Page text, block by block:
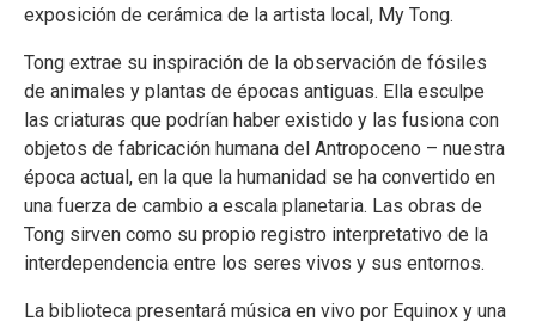
exposición de cerámica de la artista local, My Tong.
Tong extrae su inspiración de la observación de fósiles
de animales y plantas de épocas antiguas. Ella esculpe
las criaturas que podrían haber existido y las fusiona con
objetos de fabricación humana del Antropoceno – nuestra
época actual, en la que la humanidad se ha convertido en
una fuerza de cambio a escala planetaria. Las obras de
Tong sirven como su propio registro interpretativo de la
interdependencia entre los seres vivos y sus entornos.
La biblioteca presentará música en vivo por Equinox y una